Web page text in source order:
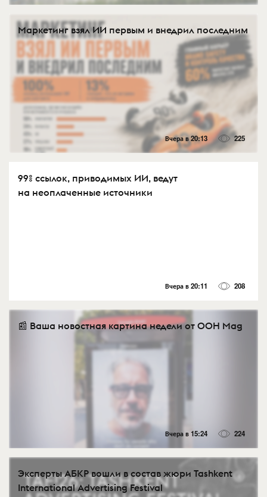
Маркетинг взял ИИ первым и внедрил последним
Вчера в 20:13 225
99% ссылок, приводимых ИИ, ведут
на неоплаченные источники
Вчера в 20:11 208
📰 Ваша новостная картина недели от OOH Mag
Вчера в 15:24 224
Эксперты АБКР вошли в состав жюри Tashkent
International Advertising Festival